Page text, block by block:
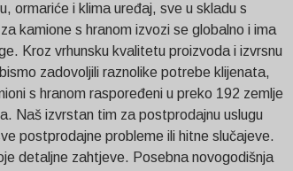
ormariće i klima uređaj, sve u skladu s
kamione s hranom izvozi se globalno i ima
Kroz vrhunsku kvalitetu proizvoda i izvrsnu
zadovoljili raznolike potrebe klijenata,
s hranom raspoređeni u preko 192 zemlje
Naš izvrstan tim za postprodajnu uslugu
postprodajne probleme ili hitne slučajeve.
detaljne zahtjeve. Posebna novogodišnja